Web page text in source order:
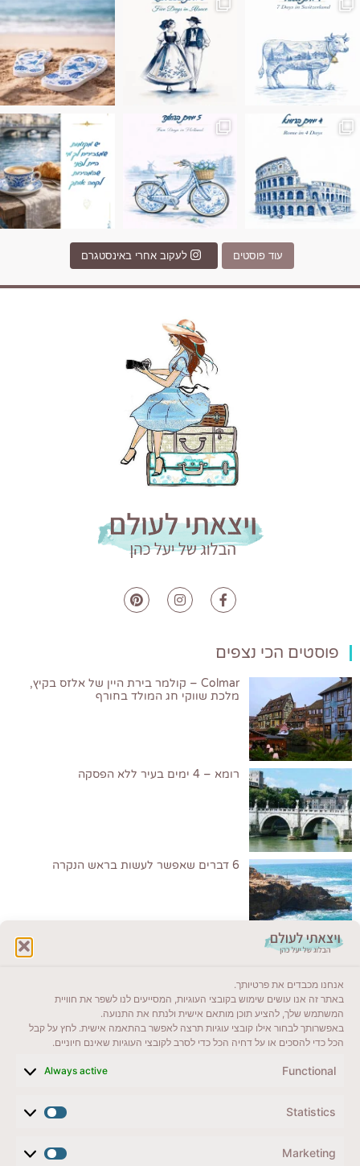
אנחנו מכבדים את פרטיותך.
באתר זה אנו עושים שימוש בקובצי העוגיות, המסייעים לנו לשפר את חוויית
המשתמש שלך, להציע תוכן מותאם אישית ולנתח את התנועה.
באפשרותך לבחור אילו קובצי עוגיות תרצה לאפשר בהתאמה אישית. לחץ על קבל
הכל כדי להסכים או על דחיה הכל כדי לסרב לקובצי העוגיות שאינם חיוניים.
Functional
Always active
Statistics
Marketing
Instagram post
Instagram post 17994326828955248
עוד פוסטים לעקוב אחרי באינסטגרם
פוסטים הכי נצפים
Colmar – קולמר בירת היין של אלזס בקיץ,
מלכת שווקי חג המולד בחורף
רומא – 4 ימים בעיר ללא הפסקה
6 דברים שאפשר לעשות בראש הנקרה
ייעדים מומלצים
מדריכים ועזרים
לשליחת הודעת וואטסאפ
veyatsati.laolam@gmail.com